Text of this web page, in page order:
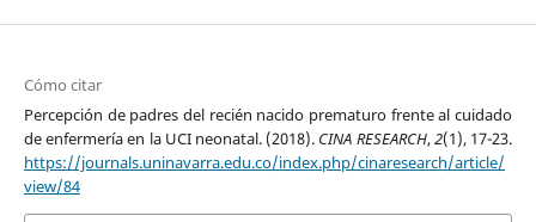
Cómo citar
Percepción de padres del recién nacido prematuro frente al cuidado
de enfermería en la UCI neonatal. (2018). CINA RESEARCH,2(1), 17-23.
https://journals.uninavarra.edu.co/index.php/cinaresearch/article/
view/84